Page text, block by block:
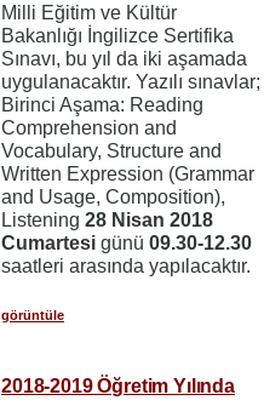
Milli Eğitim ve Kültür
Bakanlığı İngilizce Sertifika
Sınavı, bu yıl da iki aşamada
uygulanacaktır. Yazılı sınavlar;
Birinci Aşama: Reading
Comprehension and
Vocabulary, Structure and
Written Expression (Grammar
and Usage, Composition),
Listening 28 Nisan 2018
Cumartesi günü 09.30-12.30
saatleri arasında yapılacaktır.
görüntüle
2018-2019 Öğretim Yılında